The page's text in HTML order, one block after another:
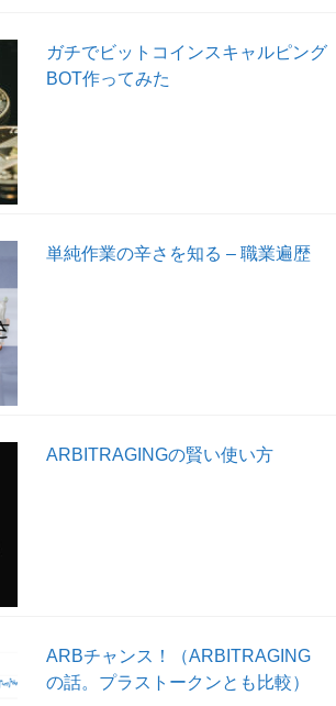
ガチでビットコインスキャルピング
BOT作ってみた
単純作業の辛さを知る – 職業遍歴
ARBITRAGINGの賢い使い方
ARBチャンス！（ARBITRAGING
の話。プラストークンとも比較）